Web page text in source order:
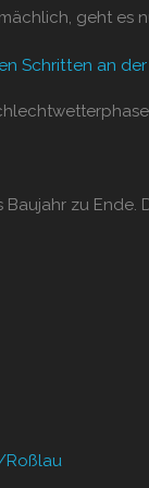
geht es
Schritten an
zu Ende.